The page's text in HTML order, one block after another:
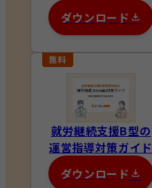
ダウンロード
就労継続支援B型の
運営指導対策ガイド
ダウンロード